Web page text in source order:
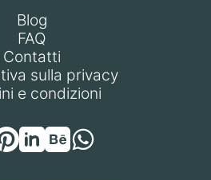
Blog
FAQ
Contatti
sulla privacy
e condizioni